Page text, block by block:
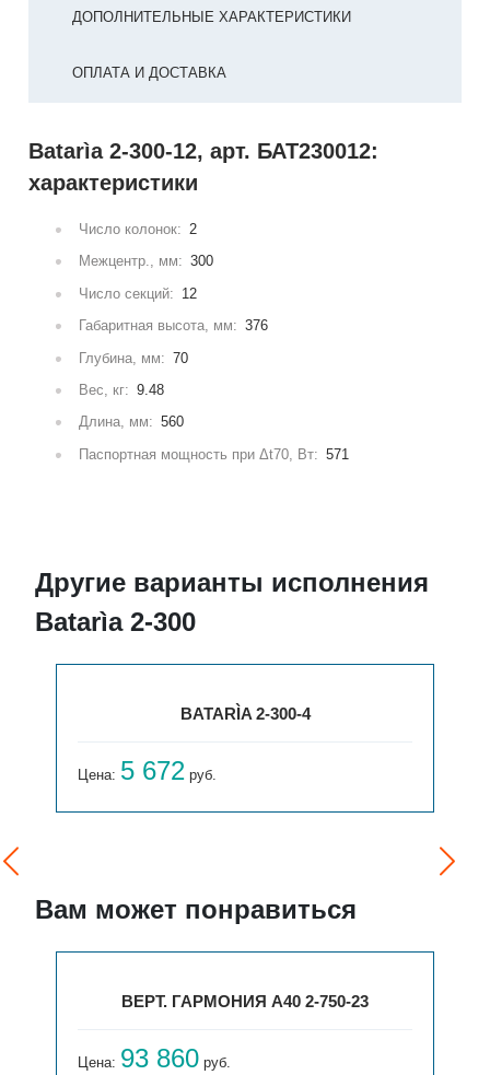
ДОПОЛНИТЕЛЬНЫЕ ХАРАКТЕРИСТИКИ
ОПЛАТА И ДОСТАВКА
Batarìa 2-300-12, арт. БАТ230012:
характеристики
Число колонок: 2
Межцентр., мм: 300
Число секций: 12
Габаритная высота, мм: 376
Глубина, мм: 70
Вес, кг: 9.48
Длина, мм: 560
Паспортная мощность при Δt70, Вт: 571
Другие варианты исполнения
Batarìa 2-300
BATARÌA 2-300-4
Цена: 5 672 руб.
Вам может понравиться
ВЕРТ. ГАРМОНИЯ А40 2-750-23
Цена: 93 860 руб.